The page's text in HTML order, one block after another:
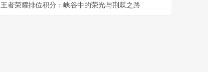
王者荣耀排位积分：峡谷中的荣光与荆棘之路